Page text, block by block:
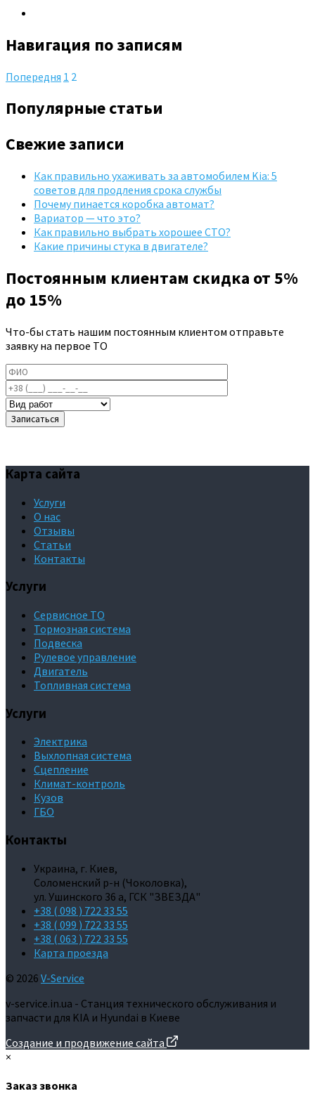
Навигация по записям
Попередня 1 2
Популярные статьи
Свежие записи
Как правильно ухаживать за автомобилем Kia: 5
советов для продления срока службы
Почему пинается коробка автомат?
Вариатор — что это?
Как правильно выбрать хорошее СТО?
Какие причины стука в двигателе?
Постоянным клиентам скидка от 5%
до 15%
Что-бы стать нашим постоянным клиентом отправьте
заявку на первое ТО
Карта сайта
Услуги
О нас
Отзывы
Статьи
Контакты
Услуги
Сервисное ТО
Тормозная система
Подвеска
Рулевое управление
Двигатель
Топливная система
Услуги
Электрика
Выхлопная система
Сцепление
Климат-контроль
Кузов
ГБО
Контакты
Украина, г. Киев,
Соломенский р-н (Чоколовка),
ул. Ушинского 36 а, ГСК "ЗВЕЗДА"
+38 ( 098 ) 722 33 55
+38 ( 099 ) 722 33 55
+38 ( 063 ) 722 33 55
Карта проезда
© 2026 V-Service
v-service.in.ua - Станция технического обслуживания и
запчасти для KIA и Hyundai в Киеве
Создание и продвижение сайта
×
Заказ звонка